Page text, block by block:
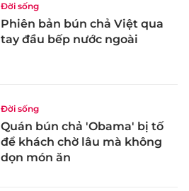
Đời sống
Phiên bản bún chả Việt qua
tay đầu bếp nước ngoài
Đời sống
Quán bún chả 'Obama' bị tố
để khách chờ lâu mà không
dọn món ăn